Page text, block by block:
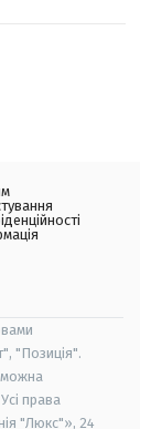
"Позиція".
можна
права
"Люкс"», 24